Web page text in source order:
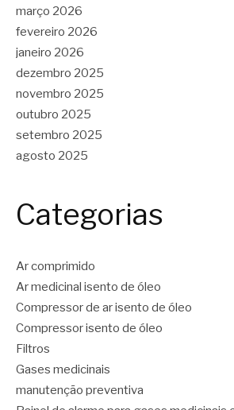
março 2026
fevereiro 2026
janeiro 2026
dezembro 2025
novembro 2025
outubro 2025
setembro 2025
agosto 2025
Categorias
Ar comprimido
Ar medicinal isento de óleo
Compressor de ar isento de óleo
Compressor isento de óleo
Filtros
Gases medicinais
manutenção preventiva